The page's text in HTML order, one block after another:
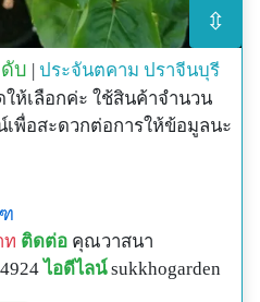
⇳
บ | ประจันตคาม ปราจีนบุรี
ห้เลือกค่ะ ใช้สินค้าจำนวน
พื่อสะดวกต่อการให้ข้อมูลนะ
ท ติดต่อ คุณวาสนา
ไอดีไลน์ sukkhogarden